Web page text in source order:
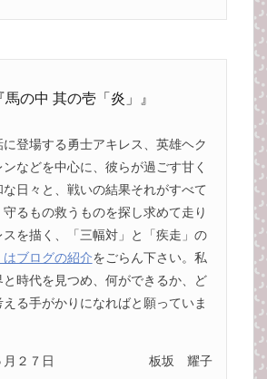
馬の中 其の壱「炎」』
登場する勇士アキレス、英雄ヘク
ンなどを中心に、彼らが過ごす甘く
日々と、戦いの結果それがすべて
るもの救うものを探し求めて走り
を描く、「三幅対」と「疾走」の
はブログの紹介をごらん下さい。私
時代を見つめ、何ができるか、ど
る手がかりになればと願っていま
月２７日 板坂 耀子